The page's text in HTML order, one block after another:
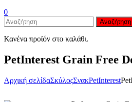
0
Αναζήτηση
Κανένα προϊόν στο καλάθι.
PetInterest Grain Free
Αρχική σελίδαΣκύλοςΣνακPetInterest